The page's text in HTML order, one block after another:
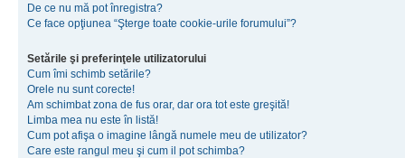
De ce nu mă pot înregistra?
Ce face opţiunea “Şterge toate cookie-urile forumului”?
Setările şi preferinţele utilizatorului
Cum îmi schimb setările?
Orele nu sunt corecte!
Am schimbat zona de fus orar, dar ora tot este greşită!
Limba mea nu este în listă!
Cum pot afişa o imagine lângă numele meu de utilizator?
Care este rangul meu şi cum il pot schimba?